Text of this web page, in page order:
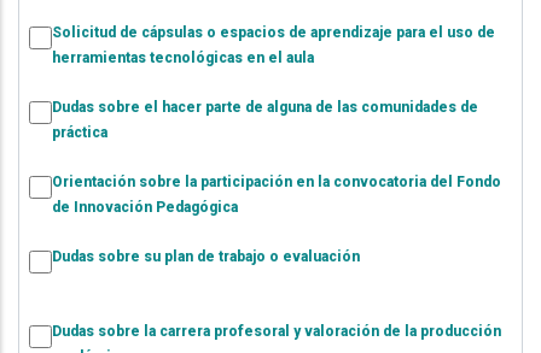
Solicitud de cápsulas o espacios de aprendizaje para el uso de
herramientas tecnológicas en el aula
Dudas sobre el hacer parte de alguna de las comunidades de
práctica
Orientación sobre la participación en la convocatoria del Fondo
de Innovación Pedagógica
Dudas sobre su plan de trabajo o evaluación
Dudas sobre la carrera profesoral y valoración de la producción